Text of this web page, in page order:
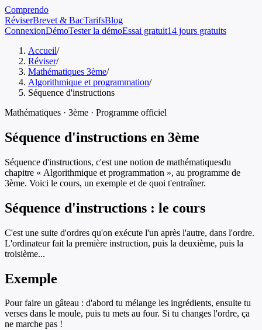
Comprendo
RéviserBrevet & BacTarifsBlog
ConnexionDémoTester la démoEssai gratuit14 jours gratuits
Accueil/
Réviser/
Mathématiques 3ème/
Algorithmique et programmation/
Séquence d'instructions
Mathématiques · 3ème · Programme officiel
Séquence d'instructions en 3ème
Séquence d'instructions, c'est une notion de mathématiquesdu
chapitre « Algorithmique et programmation », au programme de
3ème. Voici le cours, un exemple et de quoi t'entraîner.
Séquence d'instructions : le cours
C'est une suite d'ordres qu'on exécute l'un après l'autre, dans l'ordre.
L'ordinateur fait la première instruction, puis la deuxième, puis la
troisième...
Exemple
Pour faire un gâteau : d'abord tu mélange les ingrédients, ensuite tu
verses dans le moule, puis tu mets au four. Si tu changes l'ordre, ça
ne marche pas !